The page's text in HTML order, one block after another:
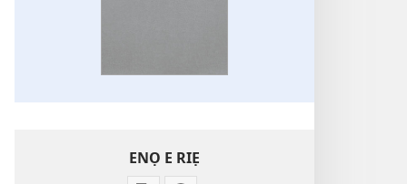
ENỌ E RIẸ